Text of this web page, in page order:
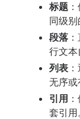
标题
同级别
段落
行文本
列表
无序或
引用
套引用